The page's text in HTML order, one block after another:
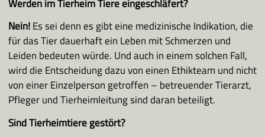
Werden im Tierheim Tiere eingeschläfert?
Nein!Es sei denn es gibt eine medizinische Indikation, die
für das Tier dauerhaft ein Leben mit Schmerzen und
Leiden bedeuten würde. Und auch in einem solchen Fall,
wird die Entscheidung dazu von einen Ethikteam und nicht
von einer Einzelperson getroffen – betreuender Tierarzt,
Pfleger und Tierheimleitung sind daran beteiligt.
Sind Tierheimtiere gestört?